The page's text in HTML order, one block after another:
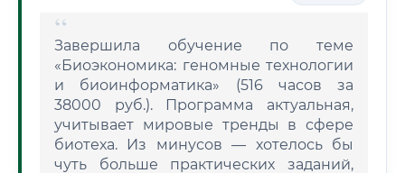
Завершила обучение по теме
«Биоэкономика: геномные технологии
и биоинформатика» (516 часов за
38000 руб.). Программа актуальная,
учитывает мировые тренды в сфере
биотеха. Из минусов — хотелось бы
чуть больше практических заданий,